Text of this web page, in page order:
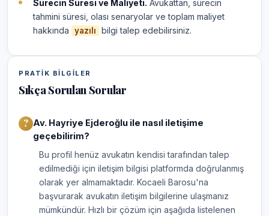
Sürecin Süresi ve Maliyeti. Avukattan, sürecin
tahmini süresi, olası senaryolar ve toplam maliyet
hakkında
yazılı bilgi talep edebilirsiniz.
PRATIK BILGILER
Sıkça Sorulan Sorular
Av. Hayriye Ejderoğlu ile nasıl iletişime
geçebilirim?
Bu profil henüz avukatın kendisi tarafından talep
edilmediği için iletişim bilgisi platformda doğrulanmış
olarak yer almamaktadır. Kocaeli Barosu'na
başvurarak avukatın iletişim bilgilerine ulaşmanız
mümkündür. Hızlı bir çözüm için aşağıda listelenen